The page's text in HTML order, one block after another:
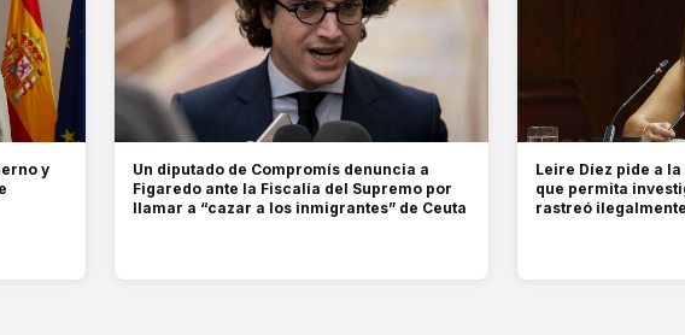
y
Un diputado de Compromís denuncia a
Figaredo ante la Fiscalía del Supremo por
llamar a “cazar a los inmigrantes” de Ceuta
Leire Díez pide a
que permita
rastreó